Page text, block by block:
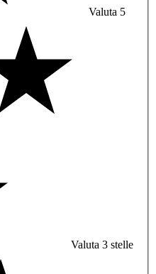
Valuta 5
Valuta 3 stelle